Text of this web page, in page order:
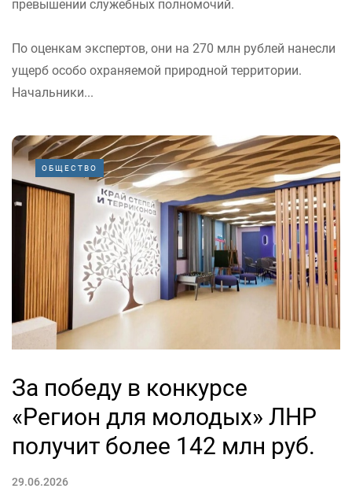
превышении служебных полномочий.
По оценкам экспертов, они на 270 млн рублей нанесли
ущерб особо охраняемой природной территории.
Начальники...
ОБЩЕСТВО
За победу в конкурсе
«Регион для молодых» ЛНР
получит более 142 млн руб.
29.06.2026